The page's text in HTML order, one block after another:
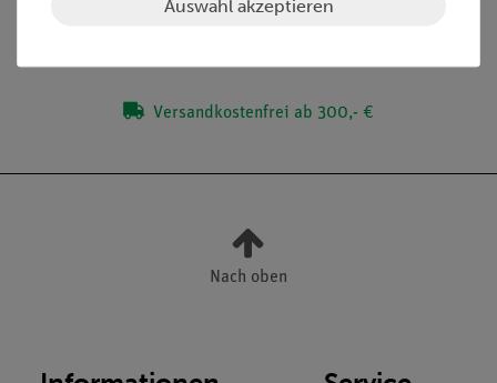
Versandkostenfrei ab 300,- €
Nach oben
Auswahl akzeptieren